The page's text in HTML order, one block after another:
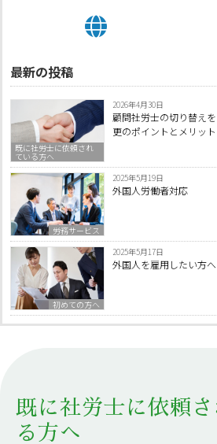
最新の投稿
既に社労士に依頼され
ている方へ
2026年4月30日
顧問社労士の切り替え
更のポイントとメリット
労務サービス
2025年5月19日
外国人労働者対応
初めての方へ
2025年5月17日
外国人を雇用したい方へ
既に社労士に依頼さ
る方へ